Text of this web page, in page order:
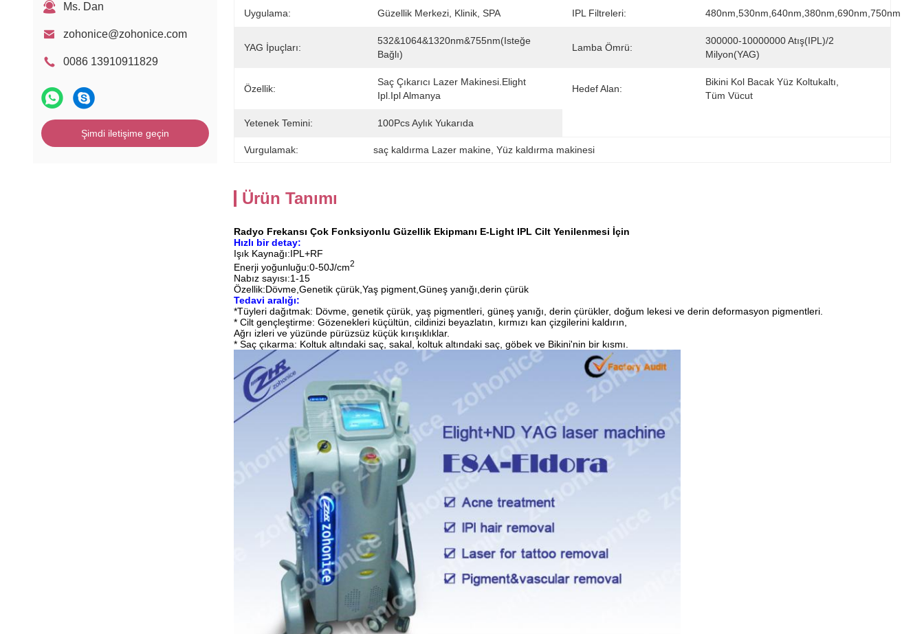
Ms. Dan
zohonice@zohonice.com
0086 13910911829
Şimdi iletişime geçin
Uygulama: Güzellik Merkezi, Klinik, SPA IPL Filtreleri: 480nm,530nm,640nm,380nm,690nm,750nm
YAG İpuçları:
532&1064&1320nm&755nm(isteğe
Bağlı)
Lamba Ömrü:
300000-10000000 Atış(IPL)/2
Milyon(YAG)
Özellik:
Saç Çıkarıcı Lazer Makinesi.elight
Ipl.ipl Almanya
Hedef Alan:
Bikini Kol Bacak Yüz Koltukaltı,
Tüm Vücut
Yetenek Temini: 100Pcs Aylık Yukarıda
Vurgulamak: saç kaldırma Lazer makine , Yüz kaldırma makinesi
Ürün Tanımı
Radyo Frekansı Çok Fonksiyonlu Güzellik Ekipmanı E-Light IPL Cilt Yenilenmesi İçin
Hızlı bir detay:
Işık Kaynağı:IPL+RF
Enerji yoğunluğu:0-50J/cm2
Nabız sayısı:1-15
Özellik:Dövme,Genetik çürük,Yaş pigment,Güneş yanığı,derin çürük
Tedavi aralığı:
*Tüyleri dağıtmak: Dövme, genetik çürük, yaş pigmentleri, güneş yanığı, derin çürükler, doğum lekesi ve derin deformasyon pigmentleri.
* Cilt gençleştirme: Gözenekleri küçültün, cildinizi beyazlatın, kırmızı kan çizgilerini kaldırın,
Ağrı izleri ve yüzünde pürüzsüz küçük kırışıklıklar.
* Saç çıkarma: Koltuk altındaki saç, sakal, koltuk altındaki saç, göbek ve Bikini'nin bir kısmı.